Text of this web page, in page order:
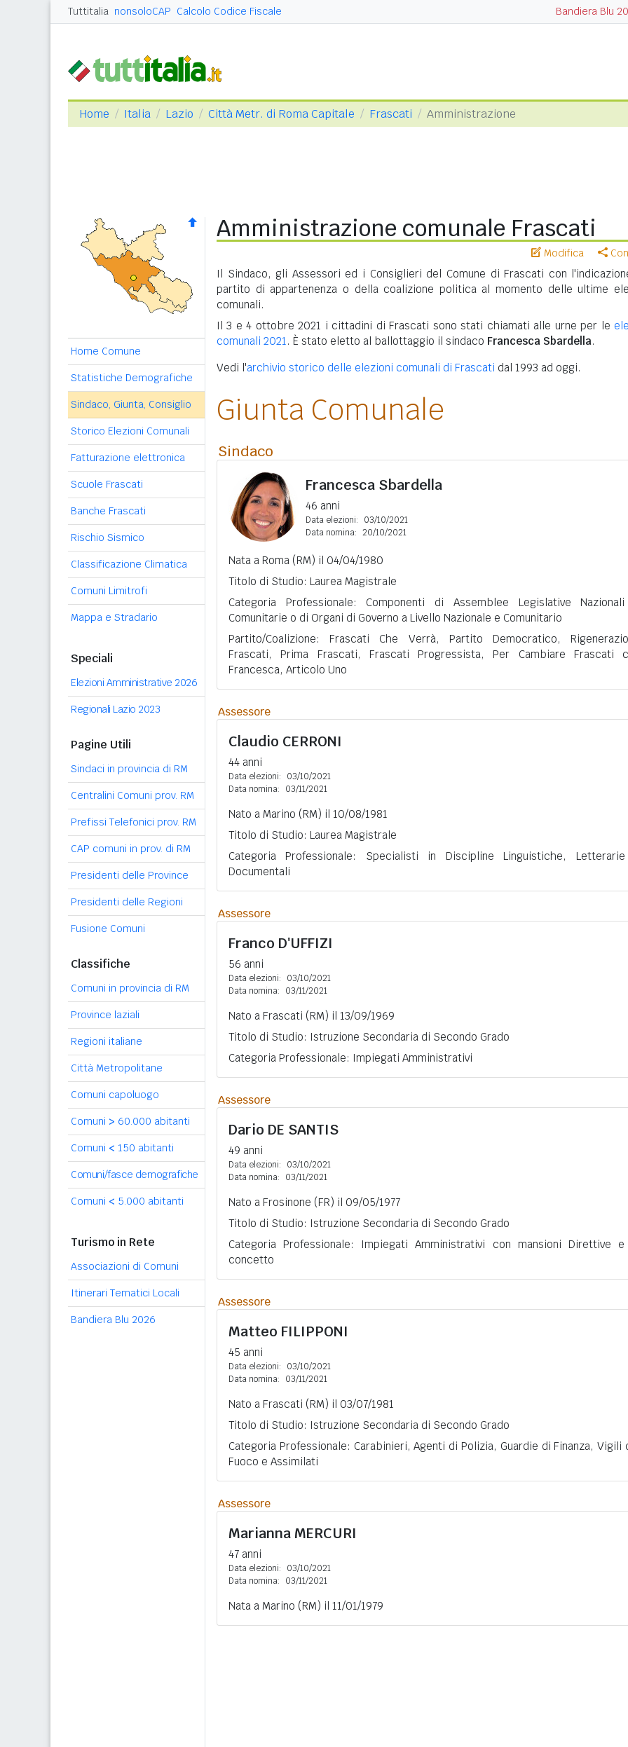
Tuttitalia nonsoloCAP Calcolo Codice Fiscale Bandiera Blu
Home Italia Lazio Città Metr. di Roma Capitale Frascati Amministrazione
Home Comune
Statistiche Demografiche
Sindaco, Giunta, Consiglio
Storico Elezioni Comunali
Fatturazione elettronica
Scuole Frascati
Banche Frascati
Rischio Sismico
Classificazione Climatica
Comuni Limitrofi
Mappa e Stradario
Speciali
Elezioni Amministrative 2026
Regionali Lazio 2023
Pagine Utili
Sindaci in provincia di RM
Centralini Comuni prov. RM
Prefissi Telefonici prov. RM
CAP comuni in prov. di RM
Presidenti delle Province
Presidenti delle Regioni
Fusione Comuni
Classifiche
Comuni in provincia di RM
Province laziali
Regioni italiane
Città Metropolitane
Comuni capoluogo
Comuni > 60.000 abitanti
Comuni < 150 abitanti
Comuni/fasce demografiche
Comuni < 5.000 abitanti
Turismo in Rete
Associazioni di Comuni
Itinerari Tematici Locali
Bandiera Blu 2026
Amministrazione comunale Frascati
Modifica
Il Sindaco, gli Assessori ed i Consiglieri del Comune di Frascati con
partito di appartenenza o della coalizione politica al momento delle ultime
comunali.
Il 3 e 4 ottobre 2021 i cittadini di Frascati sono stati chiamati alle urne per le
comunali 2021. È stato eletto al ballottaggio il sindaco Francesca Sbardella.
Vedi l'archivio storico delle elezioni comunali di Frascati dal 1993 ad oggi.
Giunta Comunale
Sindaco
Francesca Sbardella
46 anni
Data elezioni:
03/10/2021
Data nomina: 20/10/2021
Nata a Roma (RM) il 04/04/1980
Titolo di Studio: Laurea Magistrale
Categoria Professionale: Componenti di Assemblee Legislative
Comunitarie o di Organi di Governo a Livello Nazionale e Comunitario
Partito/Coalizione: Frascati Che Verrà, Partito Democratico,
Frascati, Prima Frascati, Frascati Progressista, Per Cambiare Frascati
Francesca, Articolo Uno
Assessore
Claudio CERRONI
44 anni
Data elezioni:
03/10/2021
Data nomina:
03/11/2021
Nato a Marino (RM) il 10/08/1981
Titolo di Studio: Laurea Magistrale
Categoria Professionale: Specialisti in Discipline Linguistiche,
Documentali
Assessore
Franco D'UFFIZI
56 anni
Data elezioni:
03/10/2021
Data nomina:
03/11/2021
Nato a Frascati (RM) il 13/09/1969
Titolo di Studio: Istruzione Secondaria di Secondo Grado
Categoria Professionale: Impiegati Amministrativi
Assessore
Dario DE SANTIS
49 anni
Data elezioni:
03/10/2021
Data nomina:
03/11/2021
Nato a Frosinone (FR) il 09/05/1977
Titolo di Studio: Istruzione Secondaria di Secondo Grado
Categoria Professionale: Impiegati Amministrativi con mansioni Direttive
concetto
Assessore
Matteo FILIPPONI
45 anni
Data elezioni:
03/10/2021
Data nomina:
03/11/2021
Nato a Frascati (RM) il 03/07/1981
Titolo di Studio: Istruzione Secondaria di Secondo Grado
Categoria Professionale: Carabinieri, Agenti di Polizia, Guardie di Finanza, Vigili
Fuoco e Assimilati
Assessore
Marianna MERCURI
47 anni
Data elezioni:
03/10/2021
Data nomina:
03/11/2021
Nata a Marino (RM) il 11/01/1979